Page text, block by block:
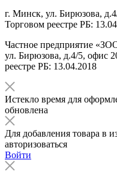
г. Минск, ул. Бирюзова,
Торговом реестре РБ:
Частное предприятие
ул. Бирюзова, д.4/5, офис
реестре РБ: 13.04.2018
Истекло время для
обновлена
Для добавления товара в
авторизоваться
Войти